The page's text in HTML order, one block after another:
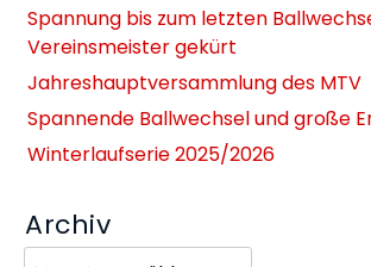
Spannung bis zum letzten
Vereinsmeister gekürt
Jahreshauptversammlung des MTV
Spannende Ballwechsel und große
Winterlaufserie 2025/2026
Archiv